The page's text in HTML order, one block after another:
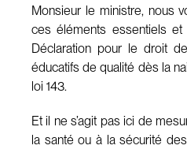
Monsieur le ministre, nous
ces éléments essentiels
Déclaration pour le droit
éducatifs de qualité dès la
loi 143.
Et il ne s’agit pas ici de
la santé ou à la sécurité